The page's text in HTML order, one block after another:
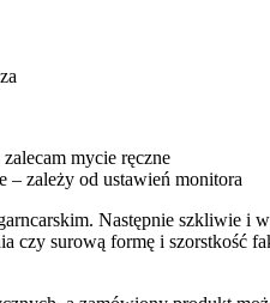
mycie ręczne
– zależy od ustawień monitora
Następnie szkliwie i
czy surową formę i